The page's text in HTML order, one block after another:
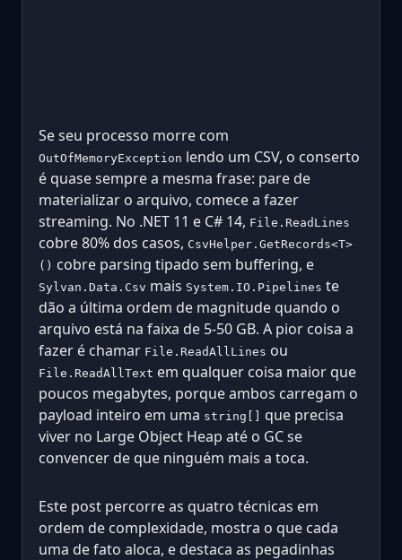
Se seu processo morre com
OutOfMemoryException lendo um CSV, o conserto
é quase sempre a mesma frase: pare de
materializar o arquivo, comece a fazer
streaming. No .NET 11 e C# 14, File.ReadLines
cobre 80% dos casos, CsvHelper.GetRecords<T>
() cobre parsing tipado sem buffering, e
Sylvan.Data.Csv mais System.IO.Pipelines te
dão a última ordem de magnitude quando o
arquivo está na faixa de 5-50 GB. A pior coisa a
fazer é chamar File.ReadAllLines ou
File.ReadAllText em qualquer coisa maior que
poucos megabytes, porque ambos carregam o
payload inteiro em uma string[]
que precisa
viver no Large Object Heap até o GC se
convencer de que ninguém mais a toca.
Este post percorre as quatro técnicas em
ordem de complexidade, mostra o que cada
uma de fato aloca, e destaca as pegadinhas